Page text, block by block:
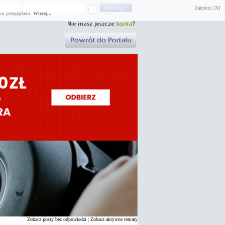
Zamknij [X]
przeglądarki. Więcej...
Zobacz posty bez odpowiedzi | Zobacz aktywne tematy